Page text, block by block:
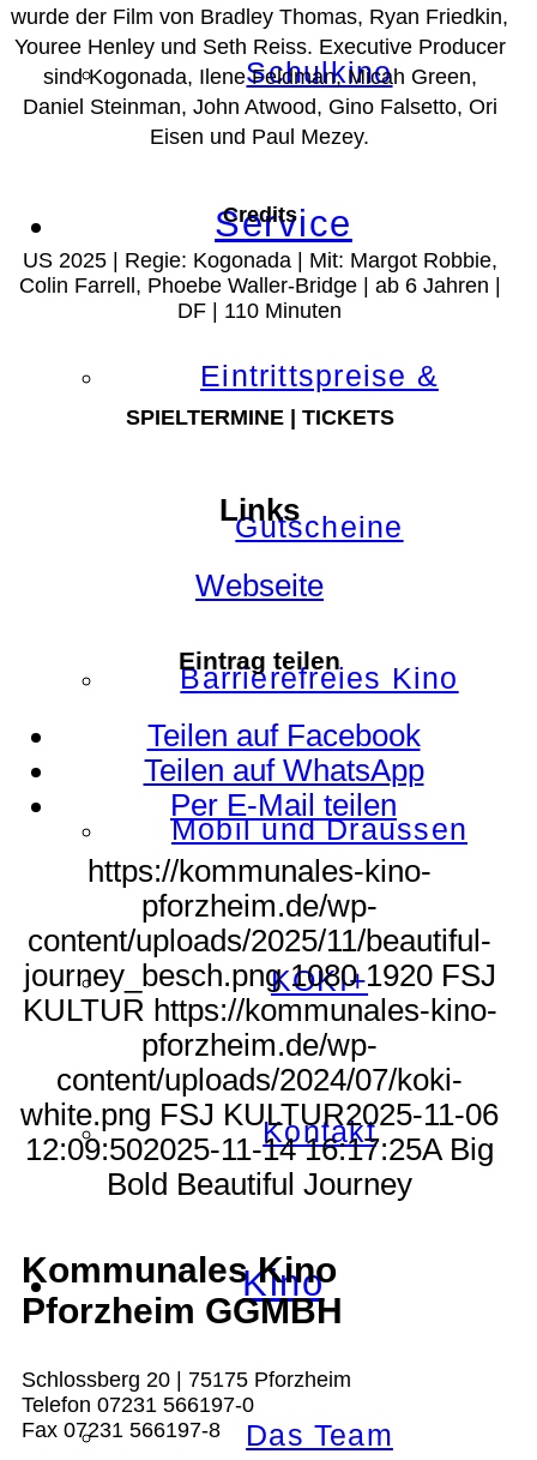
Schulkino
Service
Eintrittspreise &
Gutscheine
Barrierefreies Kino
Mobil und Draussen
KOKI+
Kontakt
Kino
Das Team
wurde der Film von Bradley Thomas, Ryan Friedkin,
Youree Henley und Seth Reiss. Executive Producer
sind Kogonada, Ilene Feldman, Micah Green,
Daniel Steinman, John Atwood, Gino Falsetto, Ori
Eisen und Paul Mezey.
Credits
US 2025 | Regie: Kogonada | Mit: Margot Robbie,
Colin Farrell, Phoebe Waller-Bridge | ab 6 Jahren |
DF | 110 Minuten
SPIELTERMINE | TICKETS
Links
Webseite
Eintrag teilen
Teilen auf Facebook
Teilen auf WhatsApp
Per E-Mail teilen
https://kommunales-kino-
pforzheim.de/wp-
content/uploads/2025/11/beautiful-
journey_besch.png 1080 1920 FSJ
KULTUR https://kommunales-kino-
pforzheim.de/wp-
content/uploads/2024/07/koki-
white.png FSJ KULTUR2025-11-06
12:09:502025-11-14 16:17:25A Big
Bold Beautiful Journey
Kommunales Kino
Pforzheim GGMBH
Schlossberg 20 | 75175 Pforzheim
Telefon 07231 566197-0
Fax 07231 566197-8